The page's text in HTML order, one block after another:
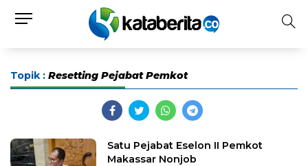
Topik : Resetting Pejabat Pemkot
Satu Pejabat Eselon II Pemkot
Makassar Nonjob